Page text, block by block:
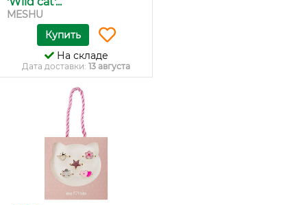
MESHU
Купить
На складе
Дата доставки: 13 августа